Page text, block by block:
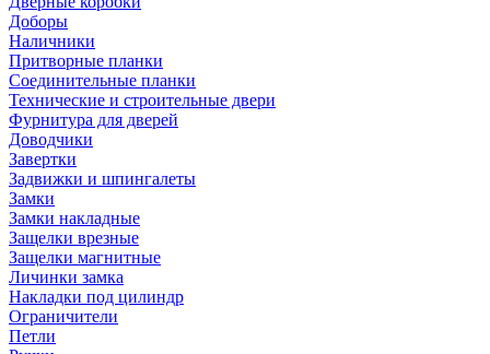
Доборы
Наличники
Притворные планки
Соединительные планки
Технические и строительные двери
Фурнитура для дверей
Доводчики
Завертки
Задвижки и шпингалеты
Замки
Замки накладные
Защелки врезные
Защелки магнитные
Личинки замка
Накладки под цилиндр
Ограничители
Петли